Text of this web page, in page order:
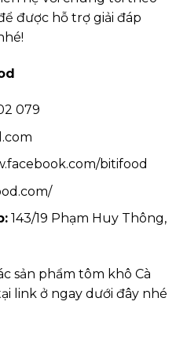
được hỗ trợ giải đáp
079
bitifood
143/19 Phạm Huy Thông,
sản phẩm tôm khô Cà
link ở ngay dưới đây nhé